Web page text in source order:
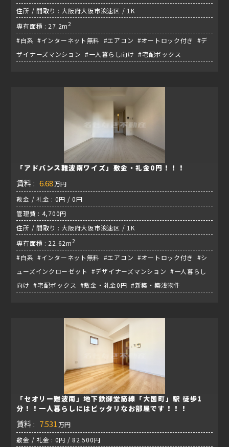
住所 / 間取り : 大阪府大阪市浪速区 / 1K
専有面積 : 27.2m2
#白系 #インターネット無料 #エアコン #オートロック付き #デ
ザイナーズマンション #一人暮らし向け #宅配ボックス
「アドバンス難波南ワイズ」敷金・礼金0円！！！
賃料 : 6.68万円
敷金 / 礼金 : 0円 / 0円
管理費 : 4,700円
住所 / 間取り : 大阪府大阪市浪速区 / 1K
専有面積 : 22.62m2
#白系 #インターネット無料 #エアコン #オートロック付き #シ
ューズインクローゼット #デザイナーズマンション #一人暮らし
向け #宅配ボックス #敷金・礼金0円 #新築・築浅物件
「セオリー難波南」地下鉄御堂筋線「大国町」駅 徒歩1
分！！一人暮らしにはピッタリなお部屋です！！！
賃料 : 7.531 万円
敷金 / 礼金 : 0円 / 82.500円